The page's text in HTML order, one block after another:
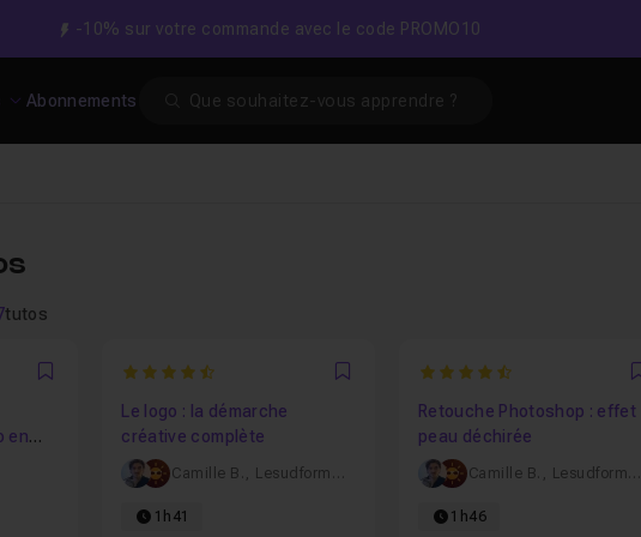
-10% sur votre commande avec le code PROMO10
Abonnements
tutos
Favori
en
4.8841201716738 Favori
Le logo : la démarche
créative complète
Camille B. , Lesudformations
1h41
4.7857142857143
Retouche Photoshop : effet
peau déchirée
Camille B. , Lesudformations
1h46